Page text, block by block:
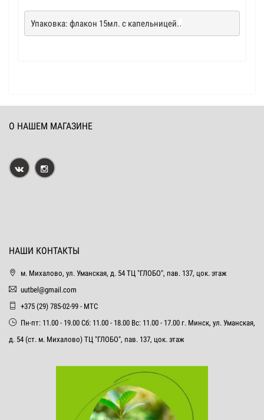
Упаковка: флакон 15мл. с капельницей..
О НАШЕМ МАГАЗИНЕ
НАШИ КОНТАКТЫ
м. Михалово, ул. Уманская, д. 54 ТЦ "ГЛОБО", пав. 137, цок. этаж
uutbel@gmail.com
+375 (29) 785-02-99 - МТС
Пн-пт: 11.00 - 19.00 Сб: 11.00 - 18.00 Вс: 11.00 - 17.00 г. Минск, ул. Уманская,
д. 54 (ст. м. Михалово) ТЦ "ГЛОБО", пав. 137, цок. этаж